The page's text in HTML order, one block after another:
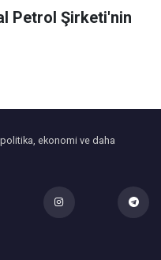
Petrol Şirketi'nin
ekonomi ve daha